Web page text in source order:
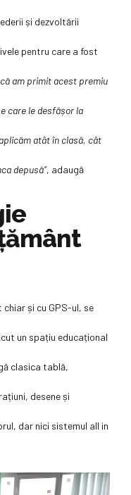
și dezvoltării
pentru care a fost
am primit acest premiu
care le desfășor la
atât în clasă, cât
depusă“, adaugă
și cu GPS-ul, se
un spațiu educațional
clasica tablă,
desene și
dar nici sistemul all in